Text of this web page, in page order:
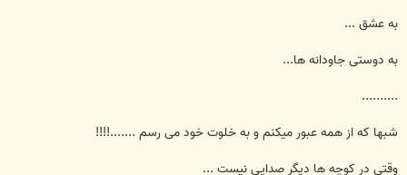
به عشق ...
به دوستی جاودانه ها...
..........
شبها که از همه عبور میکنم و به خلوت خود می رسم .......!!!!
وقتی در کوچه ها دیگر صدایی نیست ...